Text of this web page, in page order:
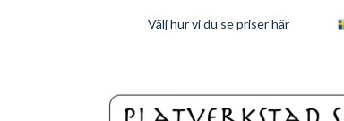
Välj hur vi du se priser här